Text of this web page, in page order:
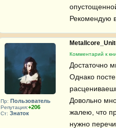
Пр: Пользователь
Репутация:+206
Ст: Знаток
Комментарий к
Достаточно
Однако
Довольно
жалею, что
нужно